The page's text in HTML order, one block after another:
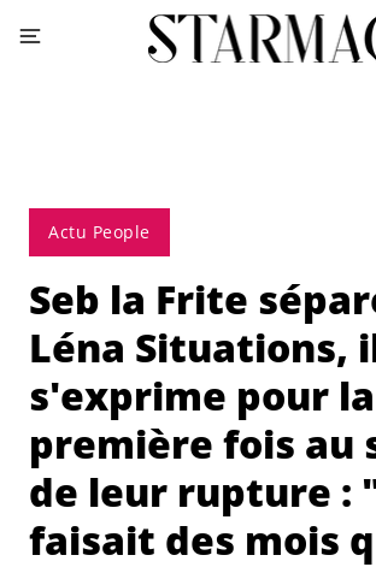
Actu People
Seb la Frite
Léna Situations,
s'exprime pour la
première fois au
de leur rupture :
faisait des mois